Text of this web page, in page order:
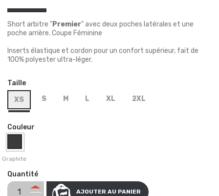
Short arbitre "Premier" avec deux poches latérales et une
poche arrière. Coupe Féminine
Inserts élastique et cordon pour un confort supérieur, fait de
100% polyester ultra-léger.
Taille
XS
S M L XL 2XL
Couleur
Graphite
Quantité
AJOUTER AU PANIER